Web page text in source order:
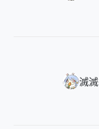
從遊戲到動畫
滅